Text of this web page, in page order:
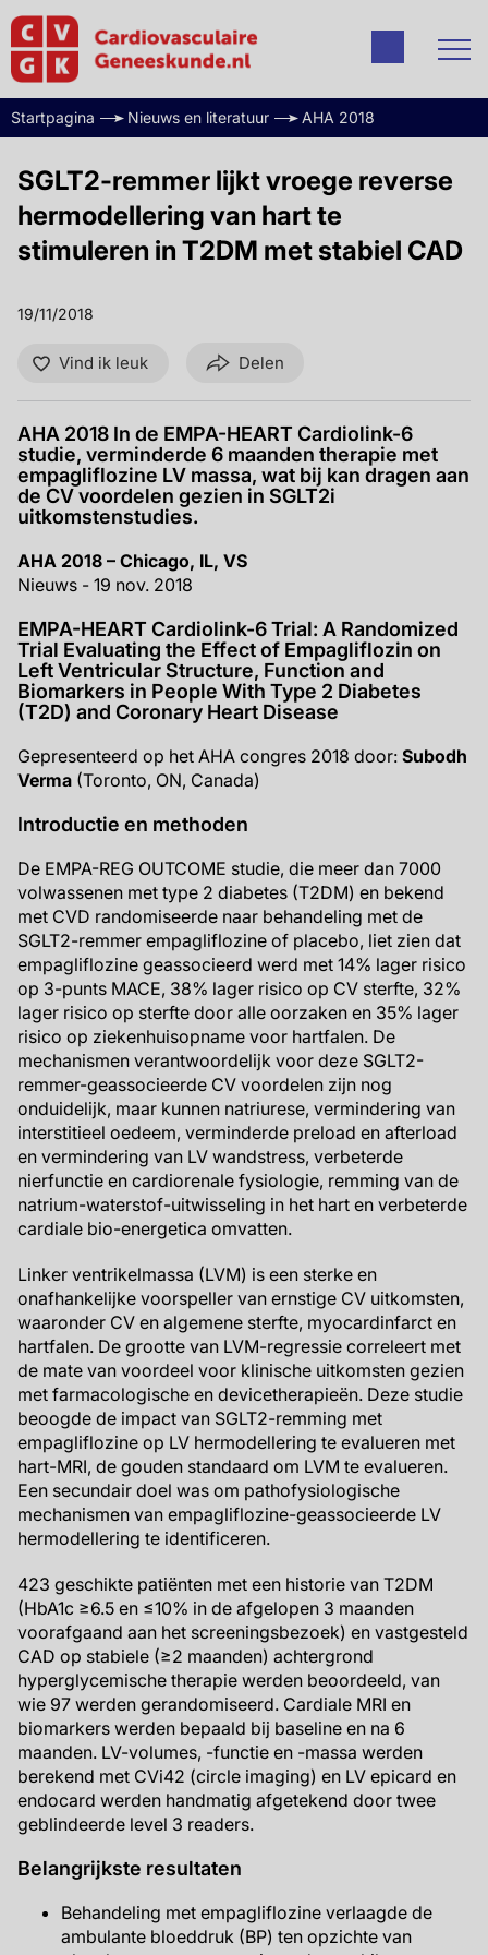
Startpagina Nieuws en literatuur AHA 2018
SGLT2-remmer lijkt vroege reverse
hermodellering van hart te
stimuleren in T2DM met stabiel CAD
19/11/2018
Vind ik leuk Delen
AHA 2018 In de EMPA-HEART Cardiolink-6
studie, verminderde 6 maanden therapie met
empagliflozine LV massa, wat bij kan dragen aan
de CV voordelen gezien in SGLT2i
uitkomstenstudies.
AHA 2018 – Chicago, IL, VS
Nieuws - 19 nov. 2018
EMPA-HEART Cardiolink-6 Trial: A Randomized
Trial Evaluating the Effect of Empagliflozin on
Left Ventricular Structure, Function and
Biomarkers in People With Type 2 Diabetes
(T2D) and Coronary Heart Disease
Gepresenteerd op het AHA congres 2018 door: Subodh
Verma (Toronto, ON, Canada)
Introductie en methoden
De EMPA-REG OUTCOME studie, die meer dan 7000
volwassenen met type 2 diabetes (T2DM) en bekend
met CVD randomiseerde naar behandeling met de
SGLT2-remmer empagliflozine of placebo, liet zien dat
empagliflozine geassocieerd werd met 14% lager risico
op 3-punts MACE, 38% lager risico op CV sterfte, 32%
lager risico op sterfte door alle oorzaken en 35% lager
risico op ziekenhuisopname voor hartfalen. De
mechanismen verantwoordelijk voor deze SGLT2-
remmer-geassocieerde CV voordelen zijn nog
onduidelijk, maar kunnen natriurese, vermindering van
interstitieel oedeem, verminderde preload en afterload
en vermindering van LV wandstress, verbeterde
nierfunctie en cardiorenale fysiologie, remming van de
natrium-waterstof-uitwisseling in het hart en verbeterde
cardiale bio-energetica omvatten.
Linker ventrikelmassa (LVM) is een sterke en
onafhankelijke voorspeller van ernstige CV uitkomsten,
waaronder CV en algemene sterfte, myocardinfarct en
hartfalen. De grootte van LVM-regressie correleert met
de mate van voordeel voor klinische uitkomsten gezien
met farmacologische en devicetherapieën. Deze studie
beoogde de impact van SGLT2-remming met
empagliflozine op LV hermodellering te evalueren met
hart-MRI, de gouden standaard om LVM te evalueren.
Een secundair doel was om pathofysiologische
mechanismen van empagliflozine-geassocieerde LV
hermodellering te identificeren.
423 geschikte patiënten met een historie van T2DM
(HbA1c ≥6.5 en ≤10% in de afgelopen 3 maanden
voorafgaand aan het screeningsbezoek) en vastgesteld
CAD op stabiele (≥2 maanden) achtergrond
hyperglycemische therapie werden beoordeeld, van
wie 97 werden gerandomiseerd. Cardiale MRI en
biomarkers werden bepaald bij baseline en na 6
maanden. LV-volumes, -functie en -massa werden
berekend met CVi42 (circle imaging) en LV epicard en
endocard werden handmatig afgetekend door twee
geblindeerde level 3 readers.
Belangrijkste resultaten
Behandeling met empagliflozine verlaagde de
ambulante bloeddruk (BP) ten opzichte van